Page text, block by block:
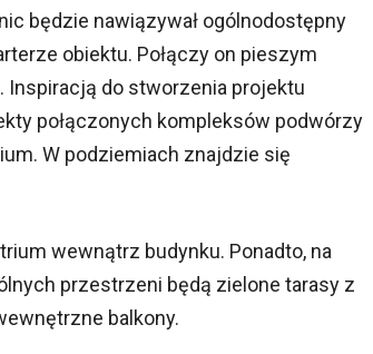
będzie nawiązywał ogólnodostępny
obiektu. Połączy on pieszym
Inspiracją do stworzenia projektu
połączonych kompleksów podwórzy
W podziemiach znajdzie się
wewnątrz budynku. Ponadto, na
przestrzeni będą zielone tarasy z
balkony.